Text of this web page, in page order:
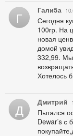
Г Гали5а
Сегодня
100гр. На
новая
домой
332,99. Мы
Хотелось
Д Дмитрий
Пытался
Dewar’s с